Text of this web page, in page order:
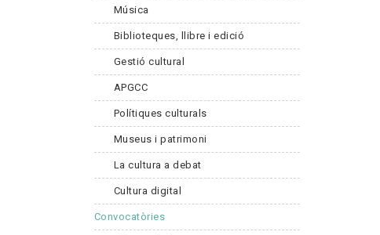
Música
Biblioteques, llibre i edició
Gestió cultural
APGCC
Polítiques culturals
Museus i patrimoni
La cultura a debat
Cultura digital
Convocatòries